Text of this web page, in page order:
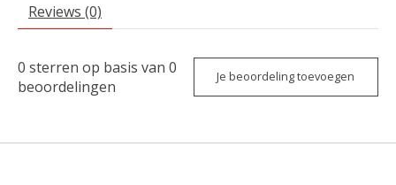
Reviews (0)
0 sterren op basis van 0
beoordelingen
Je beoordeling toevoegen